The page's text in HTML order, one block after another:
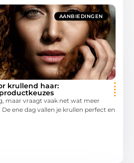
AANBIEDINGEN
krullend haar:
maar vraagt vaak net wat meer
ene dag vallen je krullen perfect en